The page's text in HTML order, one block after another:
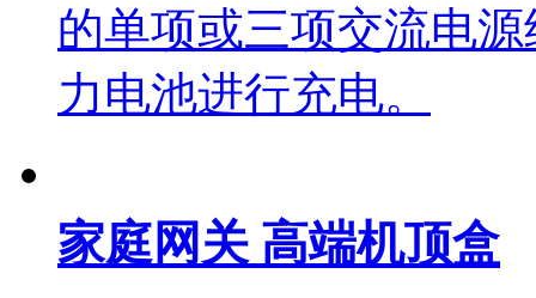
的单项或三项交流电
力电池进行充电。
家庭网关 高端机顶盒